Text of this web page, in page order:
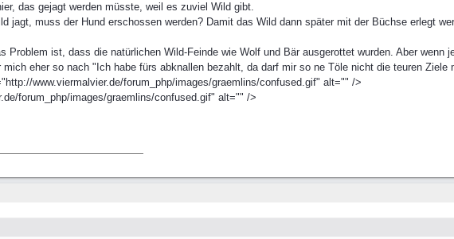
das gejagt werden müsste, weil es zuviel Wild gibt.
jagt, muss der Hund erschossen werden? Damit das Wild dann später mit der Büchse erlegt
Problem ist, dass die natürlichen Wild-Feinde wie Wolf und Bär ausgerottet wurden. Aber
eher so nach "Ich habe fürs abknallen bezahlt, da darf mir so ne Töle nicht die teuren Ziele
www.viermalvier.de/forum_php/images/graemlins/confused.gif" alt="" />
forum_php/images/graemlins/confused.gif" alt="" />